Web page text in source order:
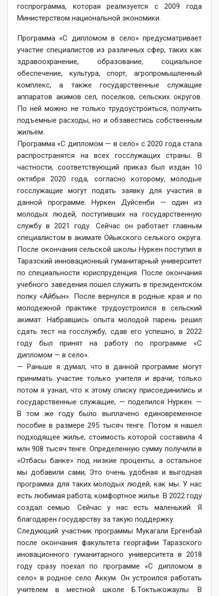
госпрограмма, которая реализуется с 2009 года
Министерством национальной экономики.
Программа «С дипломом в село» предусматривает
участие специалистов из различных сфер, таких как
здравоохранение, образование, социальное
обеспечение, культура, спорт, агропромышленный
комплекс, а также государственные служащие
аппаратов акимов сел, поселков, сельских округов.
По ней можно не только трудоустроиться, получить
подъемные расходы, но и обзавестись собственным
жильем.
Программа «С дипломом — в село» с 2020 года стала
распространятся на всех госслужащих страны. В
частности, соответствующий приказ был издан 10
октября 2020 года, согласно которому, молодые
госслужащие могут подать заявку для участия в
данной программе. Нуркен Дуйсенби — один из
молодых людей, поступивших на государственную
службу в 2021 году. Сейчас он работает главным
специалистом в аки­мате Ойыкского селького ок­руга.
После окончания сельской школы Нуркен поступил в
Таразский инновационный гуманитарный университет
по специальности юриспруденция. После окончания
учебного заведения пошел служить в президентском
полку «Айбын». После вернулся в родные края и по
молодежной практике трудоустроился в сельский
акимат. Набравшись опыта молодой парень решил
сдать тест на госслужбу, сдав его успешно, в 2022
году был принят на работу по программе «С
дипломом — в село».
— Раньше я думал, что в данной программе могут
принимать участие только учителя и врачи, только
потом я узнал, что к этому списку присоединились и
государственные служащие, — поделился Нуркен. —
В том же году было выплачено единовременное
пособие в размере 295 тысяч тенге. Потом я нашел
подходящее жилье, стоимость которой составила 4
млн 908 тысяч тенге. Определенную сумму получили в
«Отбасы банке» под низкие проценты, а остальное
мы добавили сами, Это очень удобная и выгодная
программа для таких молодых людей, как мы. У нас
есть любимая работа, комфортное жилье. В 2022 году
создал семью. Сейчас у нас есть маленький. Я
благодарен государству за такую поддержку.
Следующий участник прог­раммы Мукагали Ергенбай
после окончания факультета георгафии Таразского
ино­вационного гуманитарного уни­верситета в 2018
году сразу поехал по программе «С дипломом в
село» в родное село Аккум. Он устроился работать
учителем в местной школе Б.Токтыкожаулы. В